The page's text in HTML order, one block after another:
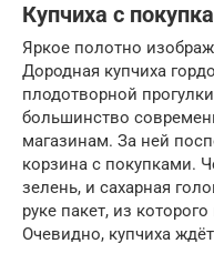
Купчиха с
Яркое полотно
Дородная купчиха
плодотворной
большинство
магазинам. За ней
корзина с покупками.
зелень, и сахарная
руке пакет, из
Очевидно, купчиха